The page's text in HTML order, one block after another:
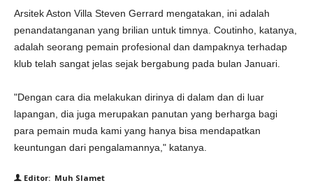
Arsitek Aston Villa Steven Gerrard mengatakan, ini adalah
penandatanganan yang brilian untuk timnya. Coutinho, katanya,
adalah seorang pemain profesional dan dampaknya terhadap
klub telah sangat jelas sejak bergabung pada bulan Januari.
"Dengan cara dia melakukan dirinya di dalam dan di luar
lapangan, dia juga merupakan panutan yang berharga bagi
para pemain muda kami yang hanya bisa mendapatkan
keuntungan dari pengalamannya," katanya.
Editor: Muh Slamet